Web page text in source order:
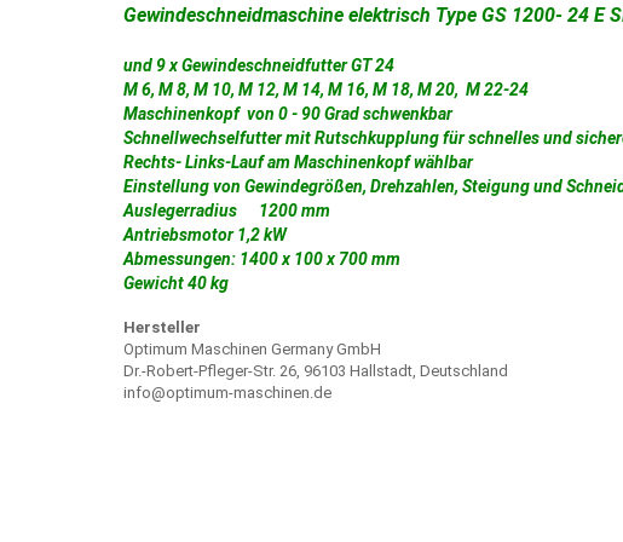
Gewindeschneidmaschine elektrisch Type GS 1200- 24 E
und 9 x Gewindeschneidfutter GT 24
M 6, M 8, M 10, M 12, M 14, M 16, M 18, M 20, M 22-24
Maschinenkopf von 0 - 90 Grad schwenkbar
Schnellwechselfutter mit Rutschkupplung für schnelles und
Rechts- Links-Lauf am Maschinenkopf wählbar
Einstellung von Gewindegrößen, Drehzahlen, Steigung und
Auslegerradius 1200 mm
Antriebsmotor 1,2 kW
Abmessungen: 1400 x 100 x 700 mm
Gewicht 40 kg
Hersteller
Optimum Maschinen Germany GmbH
Dr.-Robert-Pfleger-Str. 26, 96103 Hallstadt, Deutschland
info@optimum-maschinen.de